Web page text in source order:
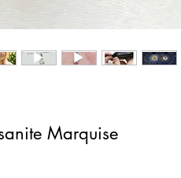
Marquise